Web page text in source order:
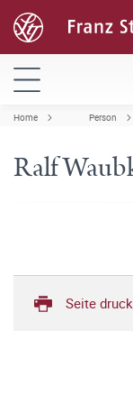
Home Person
Ralf
Seite